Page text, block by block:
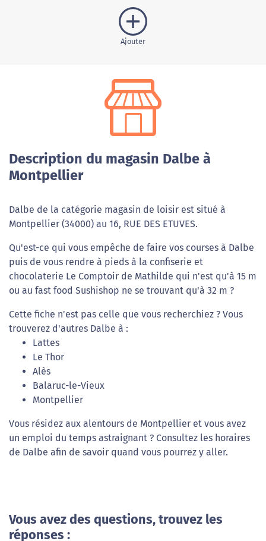
Ajouter
Description du magasin Dalbe à
Montpellier
Dalbe de la catégorie magasin de loisir est situé à
Montpellier (34000) au 16, RUE DES ETUVES.
Qu'est-ce qui vous empêche de faire vos courses à Dalbe
puis de vous rendre à pieds à la confiserie et
chocolaterie Le Comptoir de Mathilde qui n'est qu'à 15 m
ou au fast food Sushishop ne se trouvant qu'à 32 m ?
Cette fiche n'est pas celle que vous recherchiez ? Vous
trouverez d'autres Dalbe à :
Lattes
Le Thor
Alès
Balaruc-le-Vieux
Montpellier
Vous résidez aux alentours de Montpellier et vous avez
un emploi du temps astraignant ? Consultez les horaires
de Dalbe afin de savoir quand vous pourrez y aller.
Vous avez des questions, trouvez les
réponses :